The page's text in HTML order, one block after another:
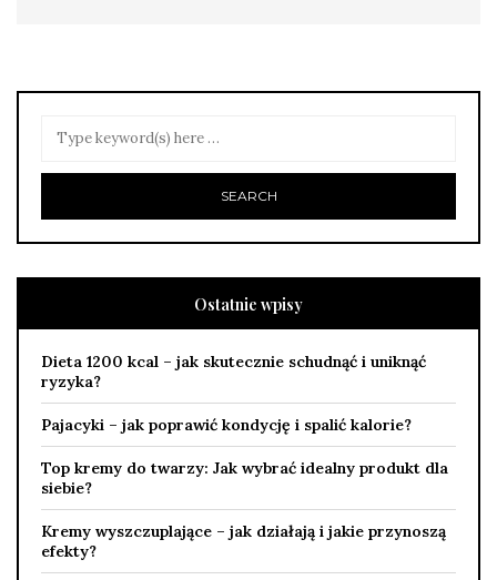
Ostatnie wpisy
Dieta 1200 kcal – jak skutecznie schudnąć i uniknąć
ryzyka?
Pajacyki – jak poprawić kondycję i spalić kalorie?
Top kremy do twarzy: Jak wybrać idealny produkt dla
siebie?
Kremy wyszczuplające – jak działają i jakie przynoszą
efekty?